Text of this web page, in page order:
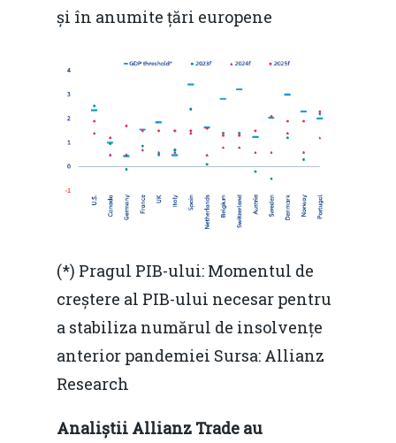
și în anumite țări europene
(*) Pragul PIB-ului: Momentul de
creștere al PIB-ului necesar pentru
a stabiliza numărul de insolvențe
anterior pandemiei Sursa: Allianz
Research
Analiștii Allianz Trade au